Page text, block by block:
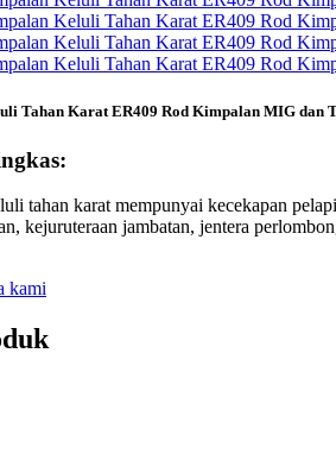
Tahan Karat ER409 Rod Kimpalan MIG dan
tahan karat mempunyai kecekapan
kejuruteraan jambatan, jentera
kami